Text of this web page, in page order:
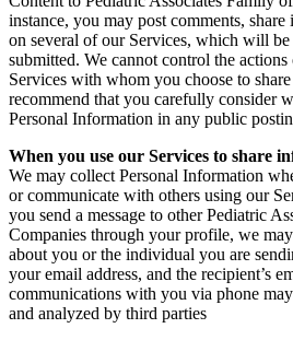
instance, you may post comments, share
on several of our Services, which will
submitted. We cannot control the
Services with whom you choose to
recommend that you carefully consider
Personal Information in any public
When you use our Services to share
We may collect Personal Information
or communicate with others using our
you send a message to other Pediatric
Companies through your profile, we
about you or the individual you are
your email address, and the recipient’s
communications with you via phone
and analyzed by third parties